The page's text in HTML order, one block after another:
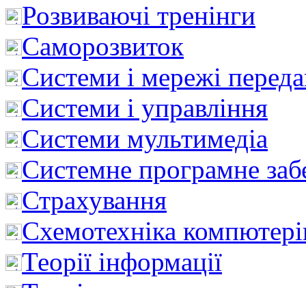
Розвиваючі тренінги
Саморозвиток
Системи і мережі
Системи і управління
Системи мультимедіа
Системне програмне
Страхування
Схемотехніка
Теорії інформації